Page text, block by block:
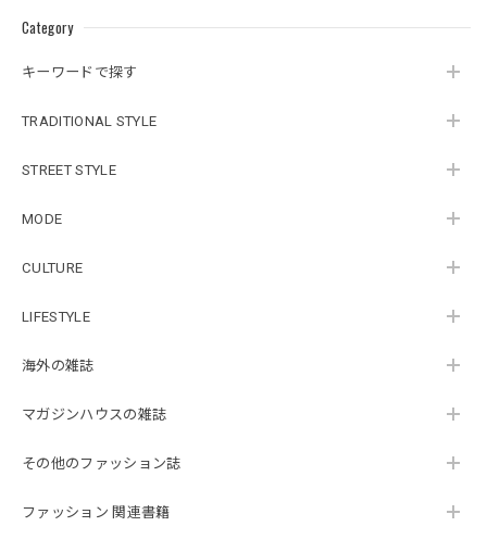
Category
キーワードで探す
TRADITIONAL STYLE
STREET STYLE
MODE
CULTURE
LIFESTYLE
海外の雑誌
マガジンハウスの雑誌
その他のファッション誌
ファッション 関連書籍